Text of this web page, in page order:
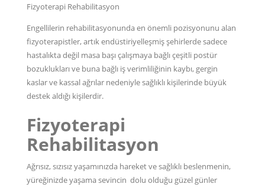
Fizyoterapi Rehabilitasyon
Engellilerin rehabilitasyonunda en önemli pozisyonunu alan
fizyoterapistler, artık endüstiriyelleşmiş şehirlerde sadece
hastalıkta değil masa başı çalışmaya bağlı çeşitli postür
bozuklukları ve buna bağlı iş verimliliğinin kaybı, gergin
kaslar ve kassal ağrılar nedeniyle sağlıklı kişilerinde büyük
destek aldığı kişilerdir.
Fizyoterapi
Rehabilitasyon
Ağrısız, sızısız yaşamınızda hareket ve sağlıklı beslenmenin,
yüreğinizde yaşama sevincin dolu olduğu güzel günler